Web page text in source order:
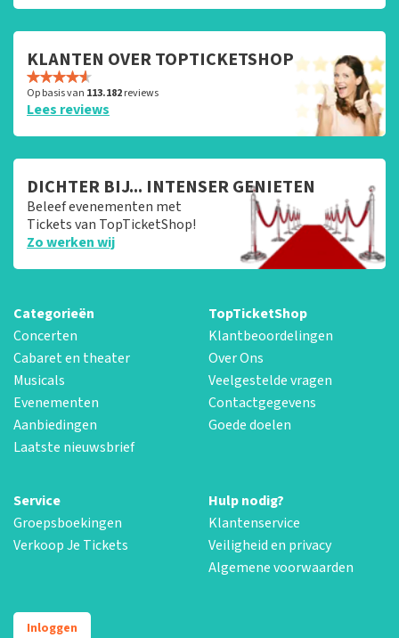
KLANTEN OVER TOPTICKETSHOP
Op basis van 113.182reviews
Lees reviews
DICHTER BIJ... INTENSER GENIETEN
Beleef evenementen met
Tickets van TopTicketShop!
Zo werken wij
Categorieën
Concerten
Cabaret en theater
Musicals
Evenementen
Aanbiedingen
Laatste nieuwsbrief
TopTicketShop
Klantbeoordelingen
Over Ons
Veelgestelde vragen
Contactgegevens
Goede doelen
Service
Groepsboekingen
Verkoop Je Tickets
Hulp nodig?
Klantenservice
Veiligheid en privacy
Algemene voorwaarden
Inloggen